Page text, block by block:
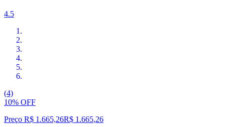
4.5
(4)
10% OFF
Preço R$ 1.665,26R$ 1.665,26